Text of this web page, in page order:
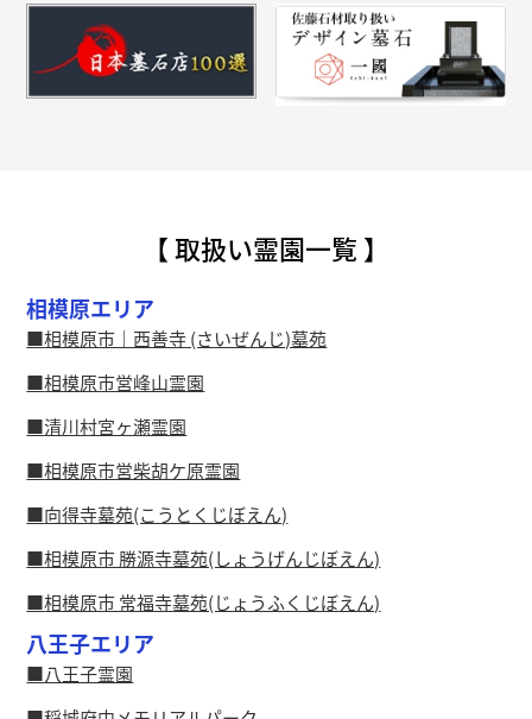
【 取扱い霊園一覧 】
相模原エリア
相模原市｜西善寺 (さいぜんじ)墓苑
相模原市営峰山霊園
清川村宮ヶ瀬霊園
相模原市営柴胡ケ原霊園
向得寺墓苑(こうとくじぼえん)
相模原市 勝源寺墓苑(しょうげんじぼえん)
相模原市 常福寺墓苑(じょうふくじぼえん)
八王子エリア
八王子霊園